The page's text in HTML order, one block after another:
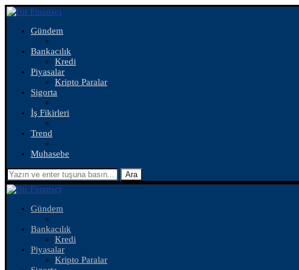
Gündem
Bankacılık
Kredi
Piyasalar
Kripto Paralar
Sigorta
İş Fikirleri
Trend
Muhasebe
Ara
Gündem
Bankacılık
Kredi
Piyasalar
Kripto Paralar